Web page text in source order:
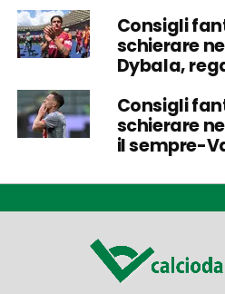
Consigli
schierare
Dybala,
Consigli
schierare
il sempre-